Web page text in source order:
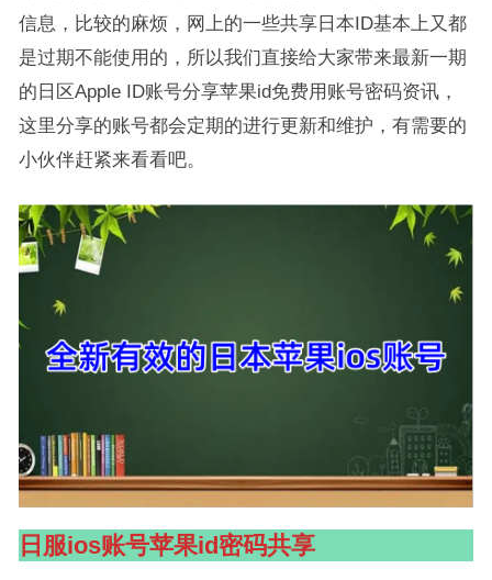
信息，比较的麻烦，网上的一些共享日本ID基本上又都
是过期不能使用的，所以我们直接给大家带来最新一期
的日区Apple ID账号分享苹果id免费用账号密码资讯，
这里分享的账号都会定期的进行更新和维护，有需要的
小伙伴赶紧来看看吧。
日服ios账号苹果id密码共享